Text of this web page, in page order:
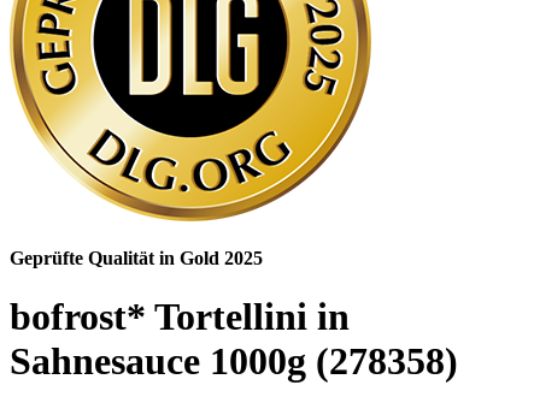
Geprüfte Qualität in Gold 2025
bofrost* Tortellini in
Sahnesauce 1000g (278358)